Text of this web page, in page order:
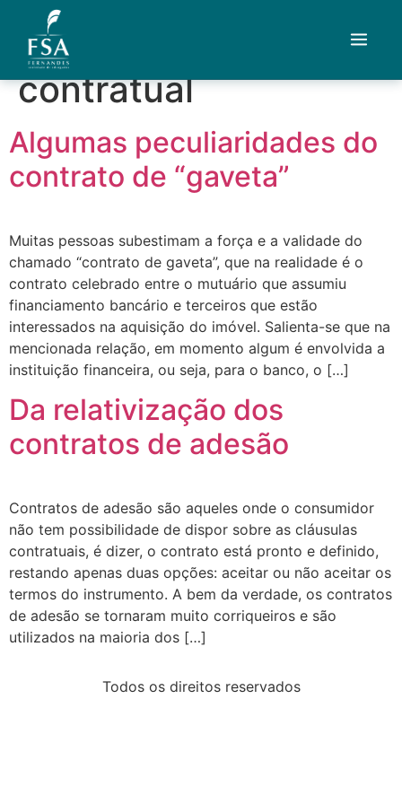
Quem Somos
Áreas de Atuação
Credenciais
Contato
Fale com um advogado
Tag:
contratual
Algumas peculiaridades do
contrato de “gaveta”
Muitas pessoas subestimam a força e a validade do
chamado “contrato de gaveta”, que na realidade é o
contrato celebrado entre o mutuário que assumiu
financiamento bancário e terceiros que estão
interessados na aquisição do imóvel. Salienta-se que na
mencionada relação, em momento algum é envolvida a
instituição financeira, ou seja, para o banco, o […]
Da relativização dos
contratos de adesão
Contratos de adesão são aqueles onde o consumidor
não tem possibilidade de dispor sobre as cláusulas
contratuais, é dizer, o contrato está pronto e definido,
restando apenas duas opções: aceitar ou não aceitar os
termos do instrumento. A bem da verdade, os contratos
de adesão se tornaram muito corriqueiros e são
utilizados na maioria dos […]
Todos os direitos reservados